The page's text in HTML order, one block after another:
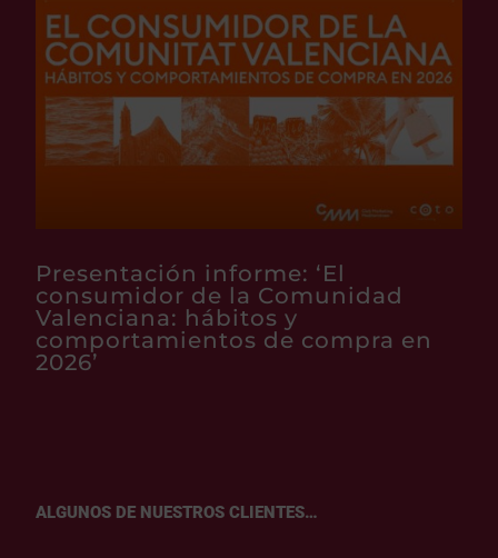
Presentación informe: ‘El
consumidor de la Comunidad
Valenciana: hábitos y
comportamientos de compra en
2026’
ALGUNOS DE NUESTROS CLIENTES…